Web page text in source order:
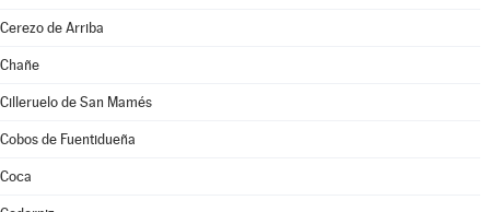
Cerezo de Arriba
Chañe
Cilleruelo de San Mamés
Cobos de Fuentidueña
Coca